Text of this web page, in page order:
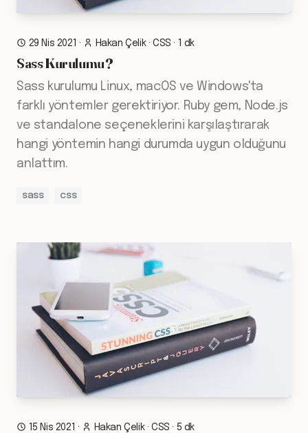
29 Nis 2021 · Hakan Çelik·CSS · 1 dk
Sass Kurulumu ?
Sass kurulumu Linux, macOS ve Windows'ta
farklı yöntemler gerektiriyor. Ruby gem, Node.js
ve standalone seçeneklerini karşılaştırarak
hangi yöntemin hangi durumda uygun olduğunu
anlattım.
sass css
15 Nis 2021 · Hakan Çelik·CSS · 5 dk